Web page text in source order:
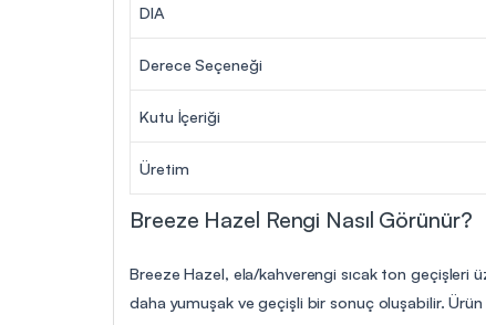
DIA
Derece Seçeneği
Kutu İçeriği
Üretim
Breeze Hazel Rengi Nasıl Görünür?
Breeze Hazel, ela/kahverengi sıcak ton geçişleri
daha yumuşak ve geçişli bir sonuç oluşabilir.